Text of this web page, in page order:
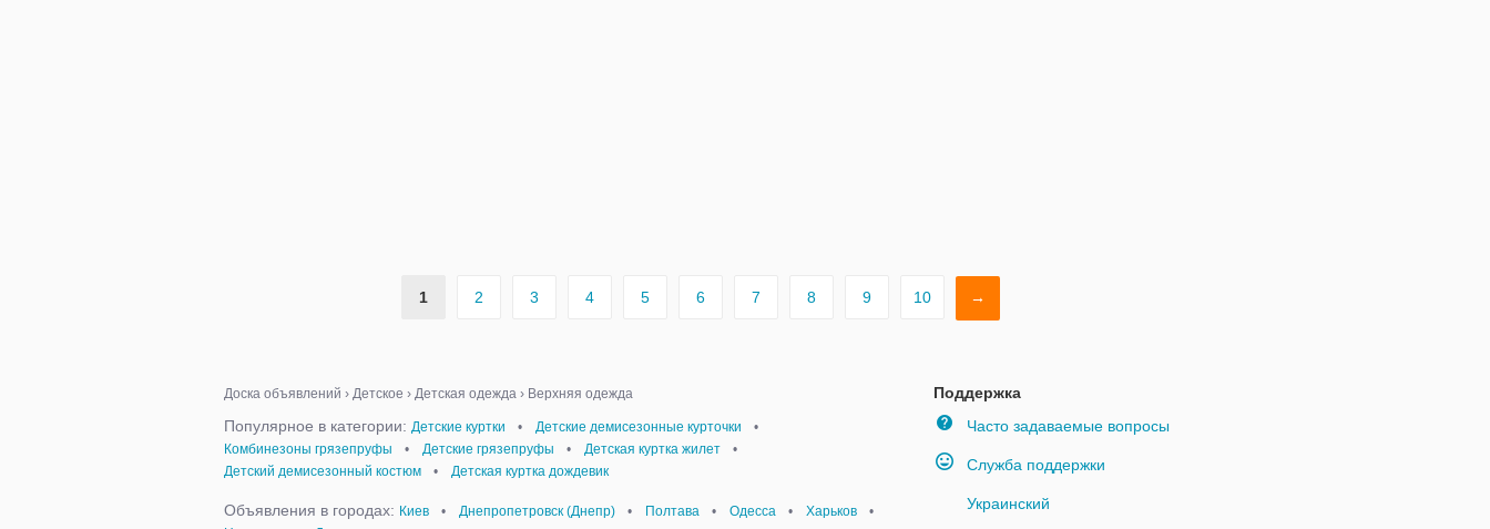
1 2 3 4 5 6 7 8 9 10 →
Поддержка
Часто задаваемые вопросы
Служба поддержки
Украинский
Доска объявлений › Детское › Детская одежда › Верхняя одежда
Популярное в категории: Детские куртки • Детские демисезонные курточки
•
Комбинезоны грязепруфы
• Детские грязепруфы • Детская куртка жилет
•
Детский демисезонный костюм
• Детская куртка дождевик
Объявления в городах: Киев • Днепропетровск (Днепр) • Полтава • Одесса • Харьков
•